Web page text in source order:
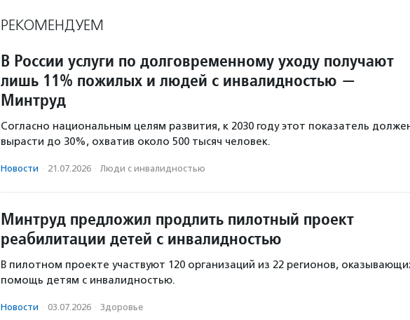
РЕКОМЕНДУЕМ
В России услуги по долговременному уходу получают
лишь 11% пожилых и людей с инвалидностью —
Минтруд
Согласно национальным целям развития, к 2030 году этот показатель
вырасти до 30%, охватив около 500 тысяч человек.
Новости · 21.07.2026 · Люди с инвалидностью
Минтруд предложил продлить пилотный проект
реабилитации детей с инвалидностью
В пилотном проекте участвуют 120 организаций из 22 регионов,
помощь детям с инвалидностью.
Новости · 03.07.2026 · Здоровье